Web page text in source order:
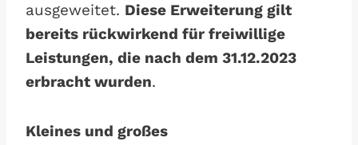
ausgeweitet. Diese Erweiterung gilt
bereits rückwirkend für freiwillige
Leistungen, die nach dem 31.12.2023
erbracht wurden.
Kleines und großes